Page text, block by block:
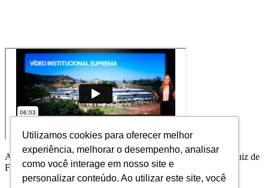
Utilizamos cookies para oferecer melhor
experiência, melhorar o desempenho, analisar
como você interage em nosso site e
personalizar conteúdo. Ao utilizar este site, você
Alameda Salvaterra, nº 200, Salvaterra – CEP 36.033-003 – Juiz de
Fora – MG